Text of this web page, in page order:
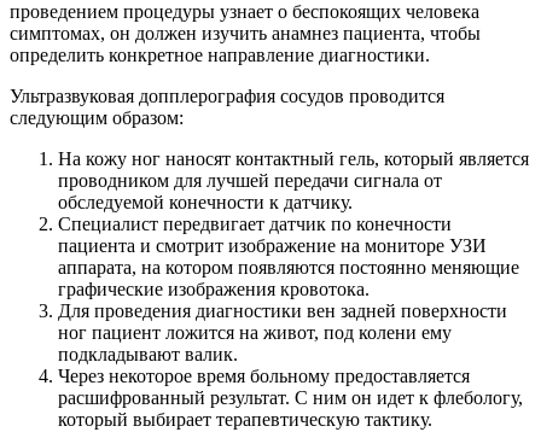
проведением процедуры узнает о беспокоящих человека
симптомах, он должен изучить анамнез пациента, чтобы
определить конкретное направление диагностики.
Ультразвуковая допплерография сосудов проводится
следующим образом:
На кожу ног наносят контактный гель, который является
проводником для лучшей передачи сигнала от
обследуемой конечности к датчику.
Специалист передвигает датчик по конечности
пациента и смотрит изображение на мониторе УЗИ
аппарата, на котором появляются постоянно меняющие
графические изображения кровотока.
Для проведения диагностики вен задней поверхности
ног пациент ложится на живот, под колени ему
подкладывают валик.
Через некоторое время больному предоставляется
расшифрованный результат. С ним он идет к флебологу,
который выбирает терапевтическую тактику.